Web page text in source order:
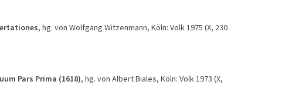
, hg. von Wolfgang Witzenmann, Köln: Volk 1975 (X, 230
Pars Prima (1618), hg. von Albert Biales, Köln: Volk 1973 (X,